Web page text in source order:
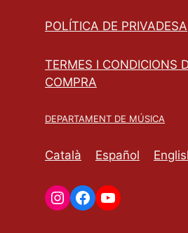
POLÍTICA DE PRIVADESA
TERMES I CONDICIONS
COMPRA
DEPARTAMENT DE MÚSICA
Català Español